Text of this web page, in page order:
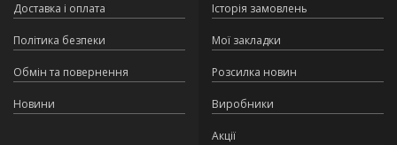
Доставка і оплата
Політика безпеки
Обмін та повернення
Новини
Історія замовлень
Мої закладки
Розсилка новин
Виробники
Акції